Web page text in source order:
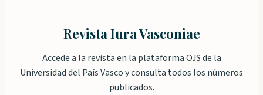
Revista Iura Vasconiae
Accede a la revista en la plataforma OJS de la
Universidad del País Vasco y consulta todos los números
publicados.